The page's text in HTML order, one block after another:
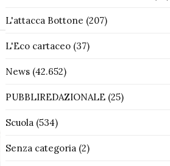
L'attacca Bottone (207)
L'Eco cartaceo(37)
News(42.652)
PUBBLIREDAZIONALE(25)
Scuola(534)
Senza categoria(2)